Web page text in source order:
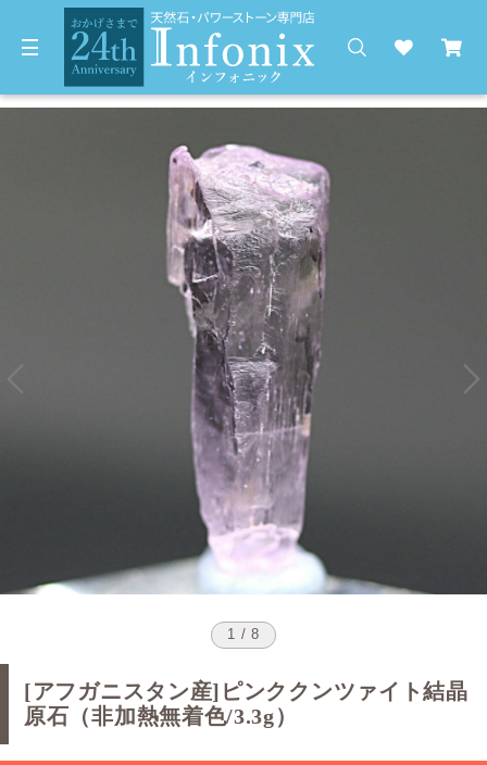
1 / 8
[アフガニスタン産]ピンククンツァイト結晶
原石（非加熱無着色/3.3g）